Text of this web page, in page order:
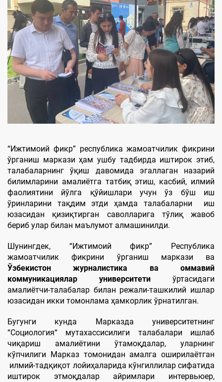
“Ижтимоий фикр” республика жамоатчилик фикрини
ўрганиш маркази ҳам ушбу тадбирда иштирок этиб,
талабаларнинг ўқиш давомида эгаллаган назарий
билимларини амалиётга татбиқ этиш, касбий, илмий
фаолиятини йўлга қўйишлари учун ўз бўш иш
ўринларини тақдим этди ҳамда талабаларни иш
юзасидан қизиқтирган саволларига тўлиқ жавоб
бериб улар билан маълумот алмашинилди.
Шунингдек, “Ижтимоий фикр” Республика
жамоатчилик фикрини ўрганиш маркази ва
Ўзбекистон журналистика ва оммавий
коммуникациялар университети ўртасидаги
амалиётчи-талабалар билан режали-ташкилий ишлар
юзасидан икки томонлама ҳамкорлик ўрнатилган.
Бугунги кунда Марказда университетнинг
“Социология“ мутахассисилиги талабалари ишлаб
чиқариш амалиётини ўтамоқдалар, уларнинг
кўпчилиги Марказ томонидан амалга оширилаётган
илмий-тадқиқот лойиҳаларида кўнгиллилар сифатида
иштирок этмоқдалар айримлари интервьюер,